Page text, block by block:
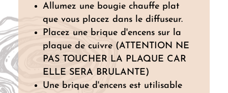
Allumez une bougie chauffe plat
que vous placez dans le diffuseur.
Placez une brique d'encens sur la
plaque de cuivre (ATTENTION NE
PAS TOUCHER LA PLAQUE CAR
ELLE SERA BRULANTE)
Une brique d'encens est utilisable